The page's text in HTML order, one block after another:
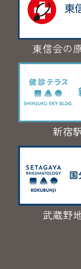
東信会の
新宿
武蔵野